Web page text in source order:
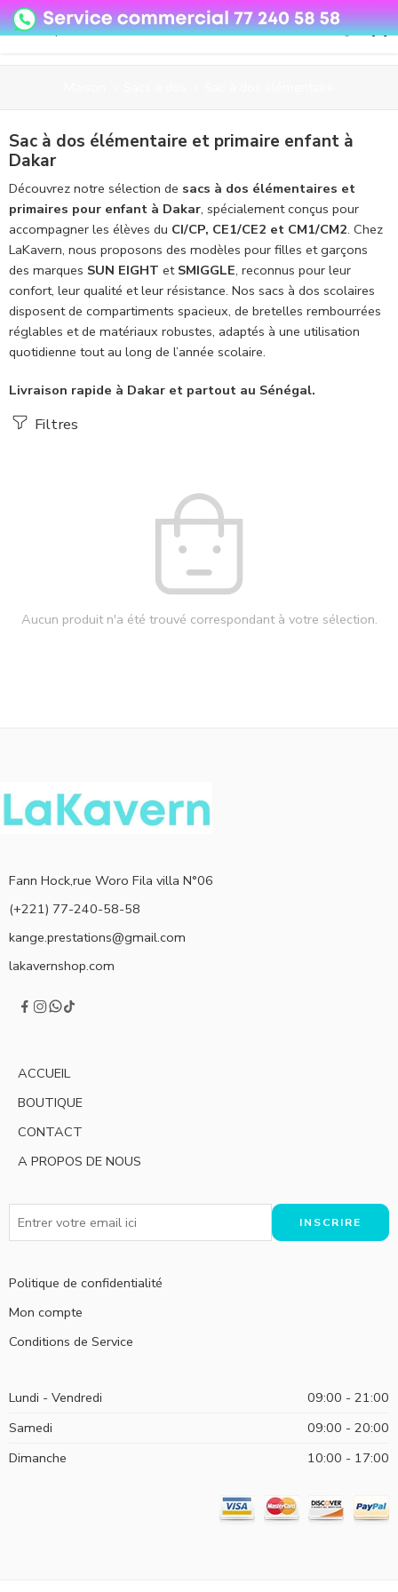
08o35epzeyex8vmjn04i2j4algz26o
Sac à dos élémentaire et primaire enfant à
Dakar
Découvrez notre sélection de sacs à dos élémentaires et
primaires pour enfant à Dakar, spécialement conçus pour
accompagner les élèves du CI/CP, CE1/CE2 et CM1/CM2. Chez
LaKavern, nous proposons des modèles pour filles et garçons
des marques SUN EIGHT et SMIGGLE, reconnus pour leur
confort, leur qualité et leur résistance. Nos sacs à dos scolaires
disposent de compartiments spacieux, de bretelles rembourrées
réglables et de matériaux robustes, adaptés à une utilisation
quotidienne tout au long de l’année scolaire.
Livraison rapide à Dakar et partout au Sénégal.
Filtres
Aucun produit n'a été trouvé correspondant à votre sélection.
Fann Hock,rue Woro Fila villa N°06
(+221) 77-240-58-58
kange.prestations@gmail.com
lakavernshop.com
ACCUEIL
BOUTIQUE
CONTACT
A PROPOS DE NOUS
Politique de confidentialité
Mon compte
Conditions de Service
Lundi - Vendredi
09:00 - 21:00
Samedi
09:00 - 20:00
Dimanche
10:00 - 17:00